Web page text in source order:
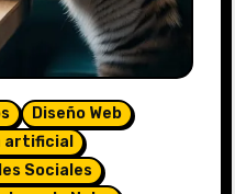
Diseño Web
artificial
Sociales